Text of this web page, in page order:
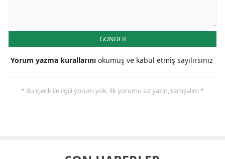
GÖNDER
Yorum yazma kurallarını okumuş ve kabul etmiş sayılırsınız
* Bu içerik ile ilgili yorum yok, ilk yorumu siz yazın, tartışalım *